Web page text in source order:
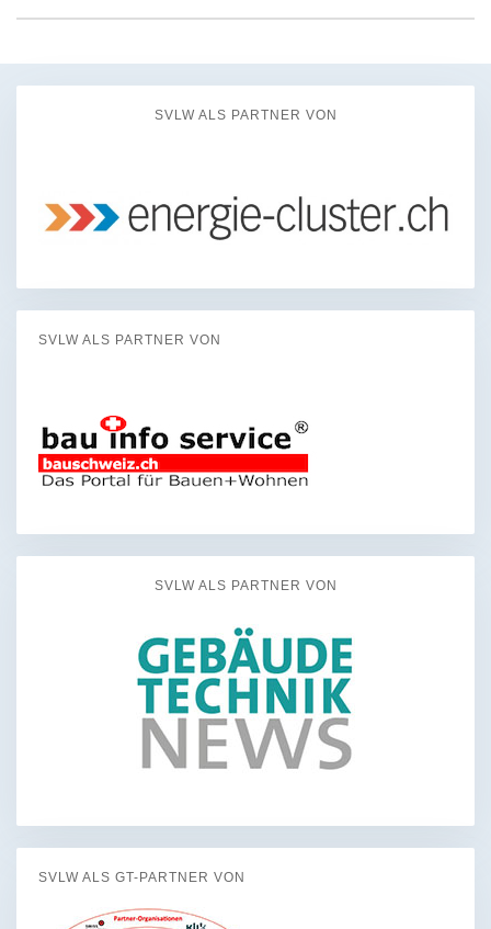
SVLW ALS PARTNER VON
SVLW ALS PARTNER VON
SVLW ALS PARTNER VON
SVLW ALS GT-PARTNER VON